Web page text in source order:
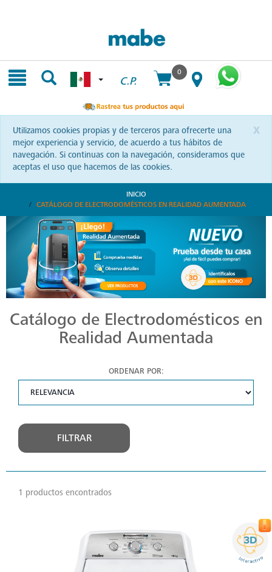
C.P.
0
x
Utilizamos cookies propias y de terceros para ofrecerte una
mejor experiencia y servicio, de acuerdo a tus hábitos de
navegación. Si continuas con la navegación, consideramos que
aceptas el uso que hacemos de las cookies.
INICIO
CATÁLOGO DE ELECTRODOMÉSTICOS EN REALIDAD AUMENTADA
Catálogo de Electrodomésticos en
Realidad Aumentada
ORDENAR POR:
FILTRAR
1 productos encontrados